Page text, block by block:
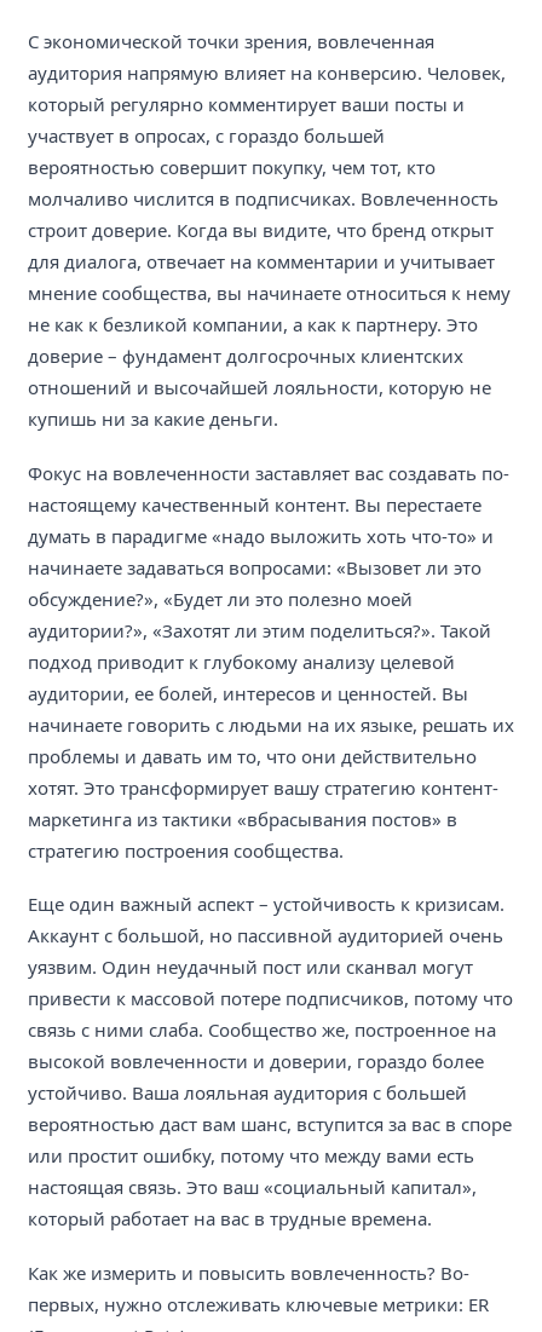
С экономической точки зрения, вовлеченная
аудитория напрямую влияет на конверсию. Человек,
который регулярно комментирует ваши посты и
участвует в опросах, с гораздо большей
вероятностью совершит покупку, чем тот, кто
молчаливо числится в подписчиках. Вовлеченность
строит доверие. Когда вы видите, что бренд открыт
для диалога, отвечает на комментарии и учитывает
мнение сообщества, вы начинаете относиться к нему
не как к безликой компании, а как к партнеру. Это
доверие – фундамент долгосрочных клиентских
отношений и высочайшей лояльности, которую не
купишь ни за какие деньги.
Фокус на вовлеченности заставляет вас создавать по-
настоящему качественный контент. Вы перестаете
думать в парадигме «надо выложить хоть что-то» и
начинаете задаваться вопросами: «Вызовет ли это
обсуждение?», «Будет ли это полезно моей
аудитории?», «Захотят ли этим поделиться?». Такой
подход приводит к глубокому анализу целевой
аудитории, ее болей, интересов и ценностей. Вы
начинаете говорить с людьми на их языке, решать их
проблемы и давать им то, что они действительно
хотят. Это трансформирует вашу стратегию контент-
маркетинга из тактики «вбрасывания постов» в
стратегию построения сообщества.
Еще один важный аспект – устойчивость к кризисам.
Аккаунт с большой, но пассивной аудиторией очень
уязвим. Один неудачный пост или сканвал могут
привести к массовой потере подписчиков, потому что
связь с ними слаба. Сообщество же, построенное на
высокой вовлеченности и доверии, гораздо более
устойчиво. Ваша лояльная аудитория с большей
вероятностью даст вам шанс, вступится за вас в споре
или простит ошибку, потому что между вами есть
настоящая связь. Это ваш «социальный капитал»,
который работает на вас в трудные времена.
Как же измерить и повысить вовлеченность? Во-
первых, нужно отслеживать ключевые метрики: ER